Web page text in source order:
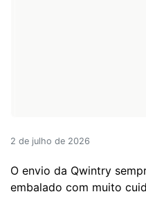
2 de julho de 2026
O envio da Qwintry
embalado com muito